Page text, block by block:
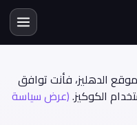
الدهليز، فأنت توافق
الكوكيز.(عرض سياسة